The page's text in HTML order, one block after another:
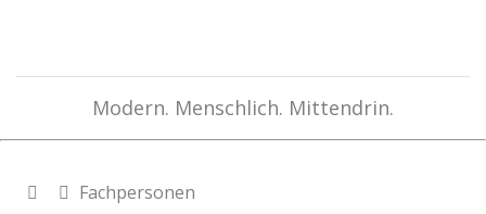
Modern. Menschlich. Mittendrin.
Fachpersonen